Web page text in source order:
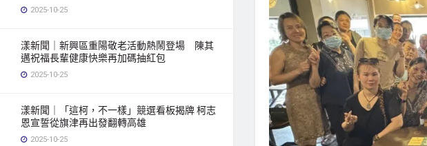
2025-10-25
漾新聞｜新興區重陽敬老活動熱鬧登場 陳其
邁祝福長輩健康快樂再加碼抽紅包
2025-10-25
漾新聞｜「這柯，不一樣」競選看板揭牌 柯志
恩宣誓從旗津再出發翻轉高雄
2025-10-25